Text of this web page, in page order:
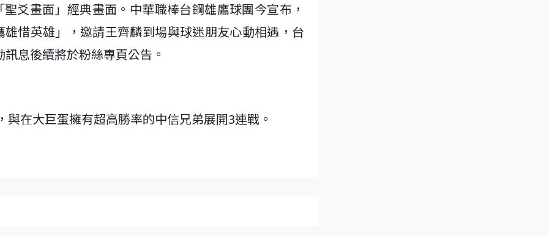
爻畫面」經典畫面。中華職棒台鋼雄鷹球團今宣布，
惜英雄」，邀請王齊麟到場與球迷朋友心動相遇，台
息後續將於粉絲專頁公告。
在大巨蛋擁有超高勝率的中信兄弟展開3連戰。